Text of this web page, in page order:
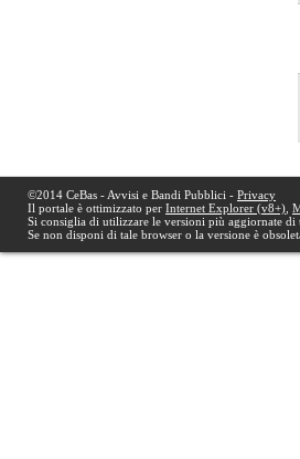
©2014 CeBas - Avvisi e Bandi Pubblici - Privacy
Il portale è ottimizzato per Internet Explorer (v8+)
Si consiglia di utilizzare le versioni più aggiornate
Se non disponi di tale browser o la versione è